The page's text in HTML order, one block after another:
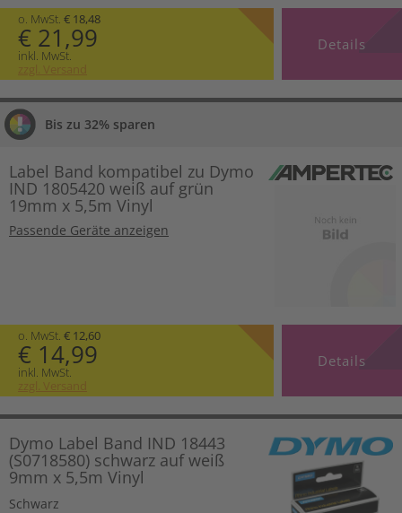
o. MwSt. € 18,48
€ 21,99
inkl. MwSt.
zzgl. Versand
Details
Bis zu 32% sparen
Label Band kompatibel zu Dymo
IND 1805420 weiß auf grün
19mm x 5,5m Vinyl
Passende Geräte anzeigen
o. MwSt. € 12,60
€ 14,99
inkl. MwSt.
zzgl. Versand
Details
Dymo Label Band IND 18443
(S0718580) schwarz auf weiß
9mm x 5,5m Vinyl
Schwarz